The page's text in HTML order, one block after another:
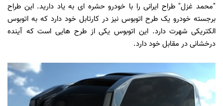
"محمد غزل" طراح ایرانی را با خودرو حشره ای به یاد دارید. این طراح
برجسته خودرو یک طرح اتوبوس نیز در کارتابل خود دارد که به اتوبوس
الکتریکی شهرت دارد. این اتوبوس یکی از طرح هایی است که آینده
درخشانی در مقابل خود دارد.